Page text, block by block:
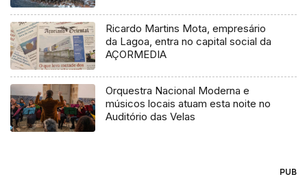
Ricardo Martins Mota, empresário
da Lagoa, entra no capital social da
AÇORMEDIA
Orquestra Nacional Moderna e
músicos locais atuam esta noite no
Auditório das Velas
PUB